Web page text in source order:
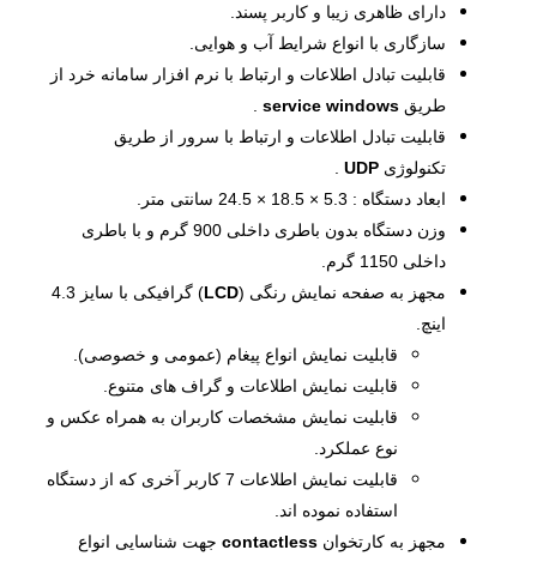
دارای ظاهری زیبا و کاربر پسند.
سازگاری با انواع شرایط آب و هوایی.
قابلیت تبادل اطلاعات و ارتباط با نرم افزار سامانه خرد از
طریق windows
service
.
قابلیت تبادل اطلاعات و ارتباط با سرور از طریق
تکنولوژی UDP
.
ابعاد دستگاه : 5.3 × 18.5 × 24.5 سانتی متر.
وزن دستگاه بدون باطری داخلی 900 گرم و با باطری
داخلی 1150 گرم.
مجهز به صفحه نمایش رنگی (LCD
) گرافیکی با سایز 4.3
اینچ.
قابلیت نمایش انواع پیغام­ (عمومی و خصوصی).
قابلیت نمایش اطلاعات و گراف­ های متنوع.
قابلیت نمایش مشخصات کاربران به همراه عکس و
نوع عملکرد.
قابلیت نمایش اطلاعات 7 کاربر آخری که از دستگاه
استفاده نموده اند.
مجهز به کارتخوان contactlessجهت شناسایی انواع